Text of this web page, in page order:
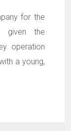
for the
given the
operation
a young,